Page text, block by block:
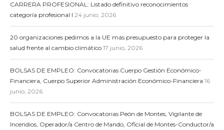
CARRERA PROFESIONAL: Listado definitivo reconocimientos
categoría profesional I 24 junio, 2026
20 organizaciones pedimos a la UE más presupuesto para proteger la
salud frente al cambio climático 17 junio, 2026
BOLSAS DE EMPLEO: Convocatorias Cuerpo Gestión Económico-
Financiera, Cuerpo Superior Administración Económico-Financiera 16
junio, 2026
BOLSAS DE EMPLEO: Convocatorias Peón de Montes, Vigilante de
Incendios, Operador/a Centro de Mando, Oficial de Montes-Conductor/a